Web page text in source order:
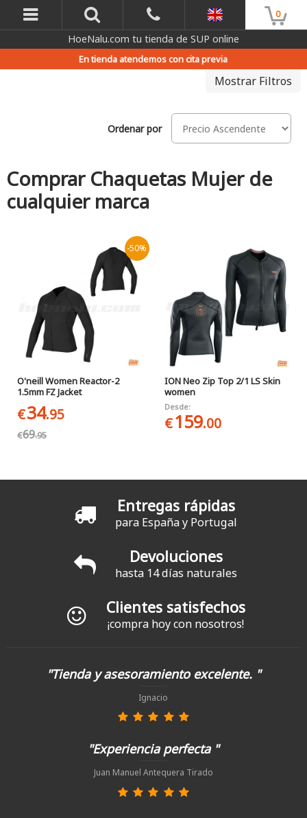
0
HoeNalu.com tu tienda de SUP online
En tienda atendemos con cita previa
Mostrar Filtros
Ordenar por
Comprar Chaquetas Mujer de
cualquier marca
-50%
O'neill Women Reactor-2
1.5mm FZ Jacket
€34.95
€69.95
ION Neo Zip Top 2/1 LS Skin
women
Desde:
€159.00
Entregas rápidas
para España y Portugal
Devoluciones
hasta 14 días naturales
Clientes satisfechos
¡compra hoy con nosotros!
"Tienda y asesoramiento excelente. "
Ignacio
"Experiencia perfecta "
Juan Manuel Antequera Tirado